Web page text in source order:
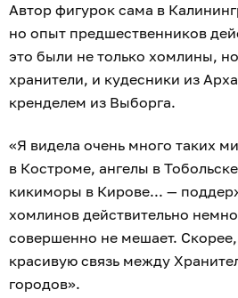
Автор фигурок сама в
но опыт предшественников
это были не только хомлины,
хранители, и кудесники из
кренделем из Выборга.
«Я видела очень много таких
в Костроме, ангелы в
кикиморы в Кирове... —
хомлинов действительно
совершенно не мешает. Скорее,
красивую связь между
городов».